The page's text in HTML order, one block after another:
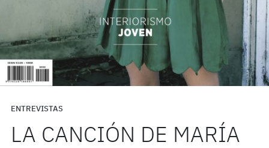
ENTREVISTAS
LA CANCIÓN DE MARÍA